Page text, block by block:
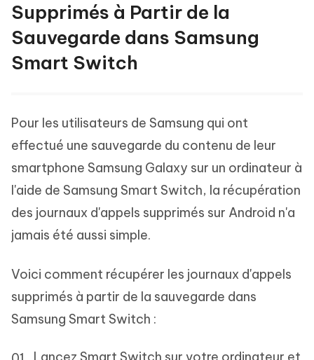
Supprimés à Partir de la
Sauvegarde dans Samsung
Smart Switch
Pour les utilisateurs de Samsung qui ont
effectué une sauvegarde du contenu de leur
smartphone Samsung Galaxy sur un ordinateur à
l'aide de Samsung Smart Switch, la récupération
des journaux d'appels supprimés sur Android n'a
jamais été aussi simple.
Voici comment récupérer les journaux d'appels
supprimés à partir de la sauvegarde dans
Samsung Smart Switch :